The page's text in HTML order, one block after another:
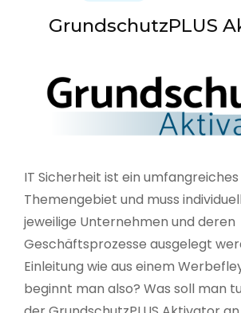
GrundschutzPLUS
IT Sicherheit ist ein umfangreiches
Themengebiet und muss
jeweilige Unternehmen und deren
Geschäftsprozesse ausgelegt
Einleitung wie aus einem
beginnt man also? Was soll man